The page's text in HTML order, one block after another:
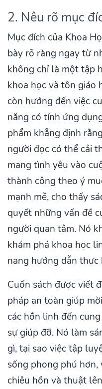
2. Nêu rõ mục
Mục đích của Khoa
bày rõ ràng ngay từ
không chỉ là một tập
khoa học và tôn giáo
còn hướng đến việc
năng có tính ứng
phẩm khẳng định
người đọc có thể cải
mang tình yêu vào
thành công theo ý
mạnh mẽ, cho thấy
quyết những vấn đề
người quan tâm. Nó
khám phá khoa học
nang hướng dẫn thực
Cuốn sách được viết
pháp an toàn giúp
các hồn linh đến
sự giúp đỡ. Nó làm
gì, tại sao việc tập
sống phong phú
chiêu hồn và thuật